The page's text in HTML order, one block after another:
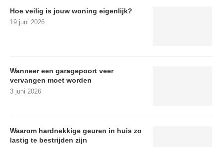
Hoe veilig is jouw woning eigenlijk?
19 juni 2026
Wanneer een garagepoort veer
vervangen moet worden
3 juni 2026
Waarom hardnekkige geuren in huis zo
lastig te bestrijden zijn